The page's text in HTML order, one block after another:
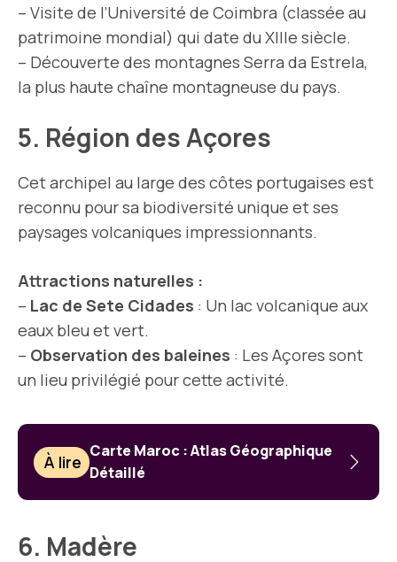
– Visite de l’Université de Coimbra (classée au
patrimoine mondial) qui date du XIIIe siècle.
– Découverte des montagnes Serra da Estrela,
la plus haute chaîne montagneuse du pays.
5. Région des Açores
Cet archipel au large des côtes portugaises est
reconnu pour sa biodiversité unique et ses
paysages volcaniques impressionnants.
Attractions naturelles :
– Lac de Sete Cidades : Un lac volcanique aux
eaux bleu et vert.
– Observation des baleines : Les Açores sont
un lieu privilégié pour cette activité.
À lire
Carte Maroc : Atlas Géographique
Détaillé
6. Madère